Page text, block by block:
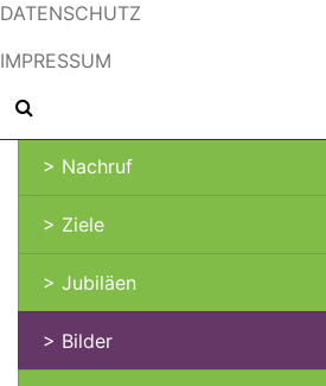
DATENSCHUTZ
IMPRESSUM
> Vorstand
> Nachruf
> Ziele
> Jubiläen
> Bilder